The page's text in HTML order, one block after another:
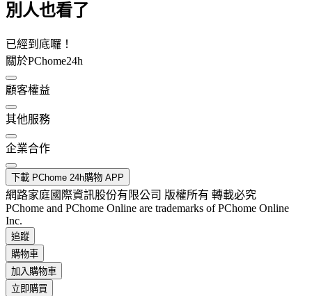
別人也看了
已經到底囉！
關於PChome24h
顧客權益
其他服務
企業合作
下載 PChome 24h購物 APP
網路家庭國際資訊股份有限公司 版權所有 轉載必究
PChome and PChome Online are trademarks of PChome Online
Inc.
追蹤
購物車
加入購物車
立即購買